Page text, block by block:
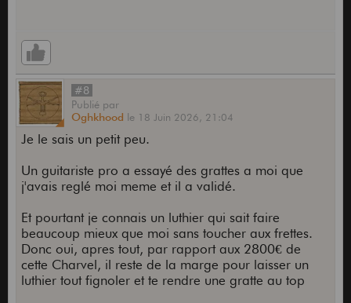
#8
Publié par
Oghkhood le 18 Juin 2026, 21:04
Je le sais un petit peu.
Un guitariste pro a essayé des grattes a moi que
j'avais reglé moi meme et il a validé.
Et pourtant je connais un luthier qui sait faire
beaucoup mieux que moi sans toucher aux frettes.
Donc oui, apres tout, par rapport aux 2800€ de
cette Charvel, il reste de la marge pour laisser un
luthier tout fignoler et te rendre une gratte au top